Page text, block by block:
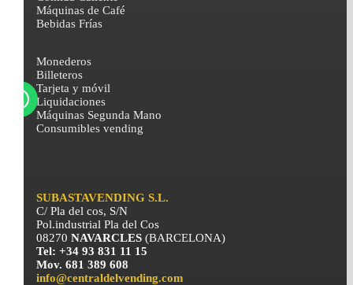
Máquinas de Café
Bebidas Frías
Monederos
Billeteros
Tarjeta y móvil
Liquidaciones
Máquinas Segunda Mano
Consumibles vending
SUBASTAVENDING S.L.
C/ Pla del cos, S/N
Pol.industrial Pla del Cos
08270NAVARCLES(BARCELONA)
Tel: +34 93 831 11 15
Mov. 681 389 608
info@centraldelvending.com